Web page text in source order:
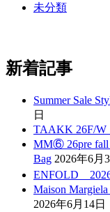
未分類
新着記事
Summer Sale
日
TAAKK 26F/
MM⑥ 26pre fall
Bag 2026年6月
ENFOLD 2026
Maison
2026年6月14日